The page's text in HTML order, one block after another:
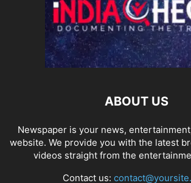
ABOUT US
Newspaper is your news,
website. We provide you with the latest
videos straight from the
Contact us: